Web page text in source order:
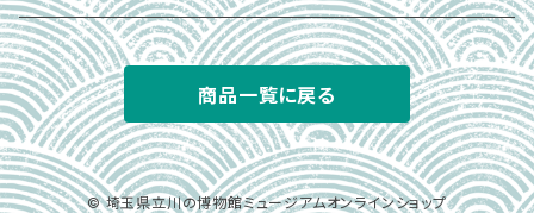
商品一覧に戻る
© 埼玉県立川の博物館ミュージアムオンラインショップ